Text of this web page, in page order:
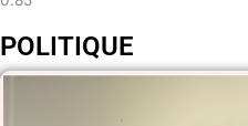
POLITIQUE